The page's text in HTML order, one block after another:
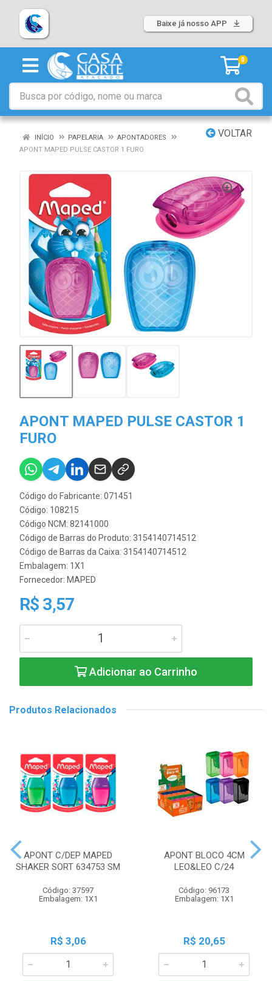
Baixe já nosso APP
0
VOLTAR
INÍCIO PAPELARIA
APONTADORES
APONT MAPED PULSE CASTOR 1 FURO
APONT MAPED PULSE CASTOR 1
FURO
Código do Fabricante: 071451
Código: 108215
Código NCM: 82141000
Código de Barras do Produto: 3154140714512
Código de Barras da Caixa: 3154140714512
Embalagem: 1X1
Fornecedor: MAPED
R$ 3,57
Adicionar ao Carrinho
Produtos Relacionados
APONT C/DEP MAPED
SHAKER SORT 634753 SM
Código: 37597
Embalagem: 1X1
R$ 3,06
APONT BLOCO 4CM
LEO&LEO C/24
Código: 96173
Embalagem: 1X1
R$ 20,65